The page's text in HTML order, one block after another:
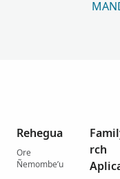
Rehegua
Ore
Ñemombe’u
rch